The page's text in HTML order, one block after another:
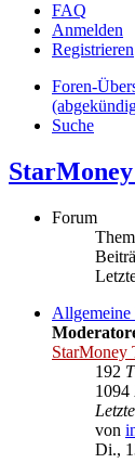
FAQ
Anmelden
Registrieren
Foren-
Suche
Forum
Allgemeine
StarMoney
192
1094
von
Di.,